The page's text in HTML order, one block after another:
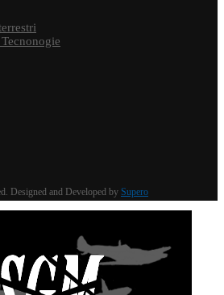
Designed and Developed by Supero